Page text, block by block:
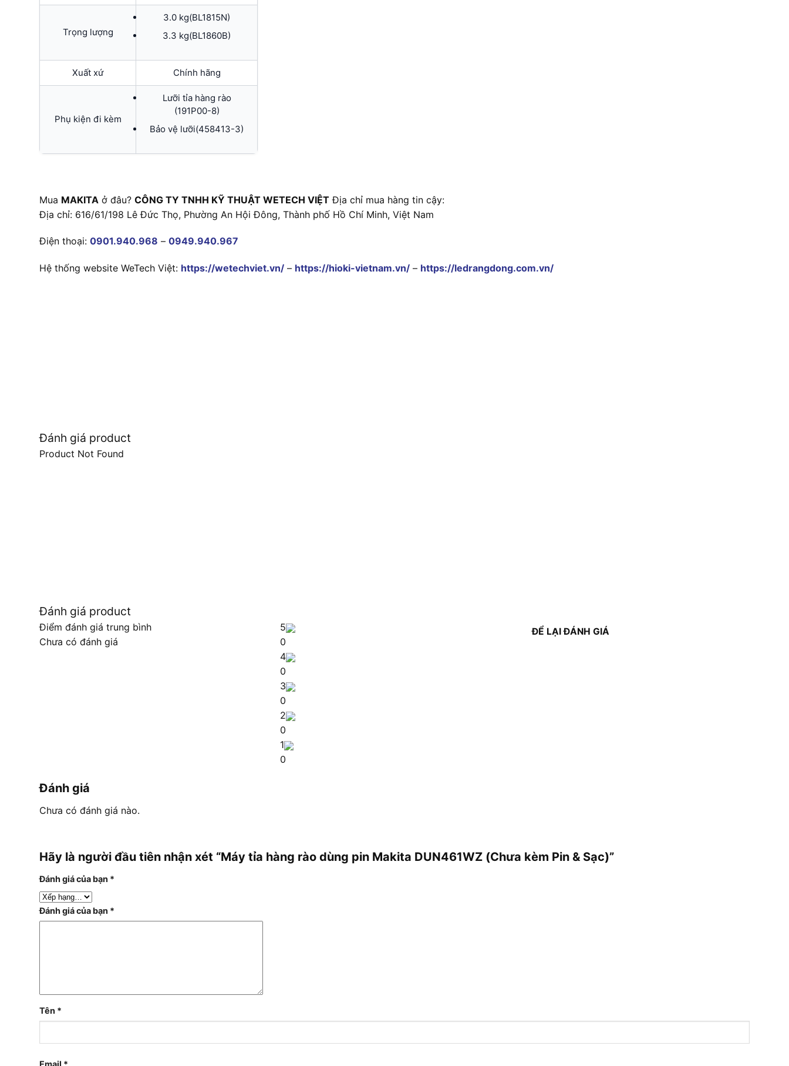
Trọng lượng
3.0 kg(BL1815N)
3.3 kg(BL1860B)
Xuất xứ Chính hãng
Phụ kiện đi kèm
Lưỡi tỉa hàng rào
(191P00-8)
Bảo vệ lưỡi(458413-3)
Mua MAKITA ở đâu? CÔNG TY TNHH KỸ THUẬT WETECH VIỆT Địa chỉ mua hàng tin cậy:
Địa chỉ: 616/61/198 Lê Đức Thọ, Phường An Hội Đông, Thành phố Hồ Chí Minh, Việt Nam
Điện thoại: 0901.940.968 – 0949.940.967
Hệ thống website WeTech Việt: https://wetechviet.vn/ – https://hioki-vietnam.vn/ – https://ledrangdong.com.vn/
Đánh giá product
Product Not Found
Đánh giá product
Điểm đánh giá trung bình
Chưa có đánh giá
5
0
4
0
3
0
2
0
1
0
ĐỂ LẠI ĐÁNH GIÁ
Đánh giá
Chưa có đánh giá nào.
Hãy là người đầu tiên nhận xét “Máy tỉa hàng rào dùng pin Makita DUN461WZ (Chưa kèm Pin & Sạc)”
Đánh giá của bạn *
Đánh giá của bạn *
Tên *
Email *